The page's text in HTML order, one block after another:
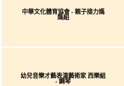
中華文化體育協會 - 親子接力媽
媽組
幼兒音樂才藝表演藝術家 西樂組
- 鋼琴